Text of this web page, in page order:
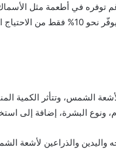
توفره في أطعمة مثل
النباتية، ومنتجات الألبان. وأوضح أن
الشمس، وتتأثر الكمية
ونوع البشرة، إضافة إلى
والذراعين لأشعة